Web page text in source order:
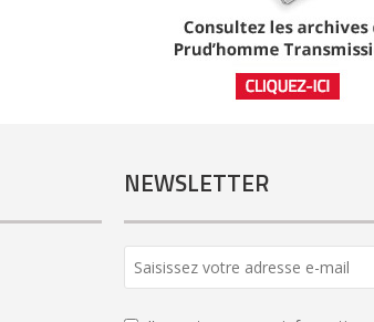
NEWSLETTER
URL *